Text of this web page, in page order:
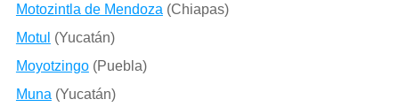
Motozintla de Mendoza (Chiapas)
Motul (Yucatán)
Moyotzingo(Puebla)
Muna (Yucatán)